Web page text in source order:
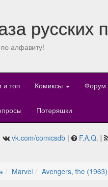
русских
алфавиту!
и топ Комиксы Форум
Потеряшки
vk.com/comicsdb | F.A.Q. |
Marvel Avengers, the (1963)